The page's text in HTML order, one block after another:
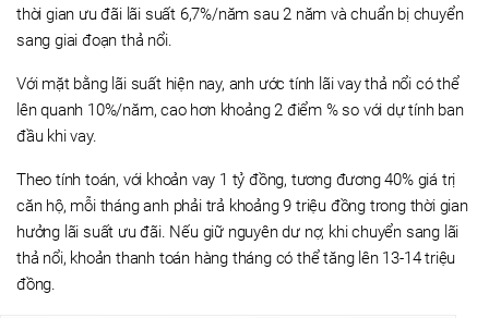
thời gian ưu đãi lãi suất 6,7%/năm sau 2 năm và chuẩn bị chuyển
sang giai đoạn thả nổi.
Với mặt bằng lãi suất hiện nay, anh ước tính lãi vay thả nổi có thể
lên quanh 10%/năm, cao hơn khoảng 2 điểm % so với dự tính ban
đầu khi vay.
Theo tính toán, với khoản vay 1 tỷ đồng, tương đương 40% giá trị
căn hộ, mỗi tháng anh phải trả khoảng 9 triệu đồng trong thời gian
hưởng lãi suất ưu đãi. Nếu giữ nguyên dư nợ, khi chuyển sang lãi
thả nổi, khoản thanh toán hàng tháng có thể tăng lên 13-14 triệu
đồng.